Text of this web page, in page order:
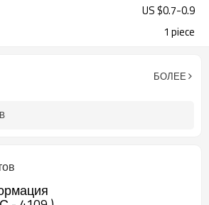
US $0.7-0.9
1 piece
БОЛЕЕ